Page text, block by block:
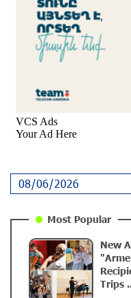
Philharmonia” Symphony
Young
Bring the
The Sound of
Educational
for Future
Empowering
Most Popular
New
Trips